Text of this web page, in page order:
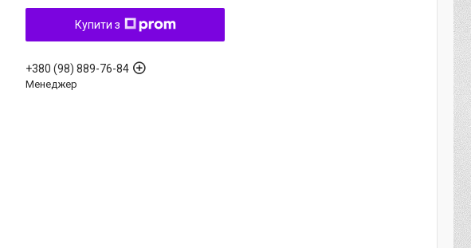
Купити з
+380 (98) 889-76-84
Менеджер